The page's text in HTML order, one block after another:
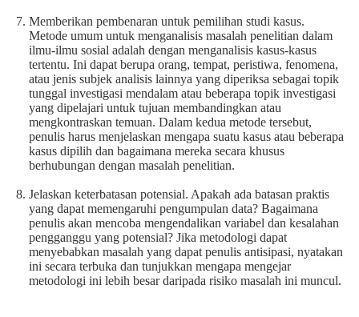
Memberikan pembenaran untuk pemilihan studi kasus.
Metode umum untuk menganalisis masalah penelitian dalam
ilmu-ilmu sosial adalah dengan menganalisis kasus-kasus
tertentu. Ini dapat berupa orang, tempat, peristiwa, fenomena,
atau jenis subjek analisis lainnya yang diperiksa sebagai topik
tunggal investigasi mendalam atau beberapa topik investigasi
yang dipelajari untuk tujuan membandingkan atau
mengkontraskan temuan. Dalam kedua metode tersebut,
penulis harus menjelaskan mengapa suatu kasus atau beberapa
kasus dipilih dan bagaimana mereka secara khusus
berhubungan dengan masalah penelitian.
Jelaskan keterbatasan potensial. Apakah ada batasan praktis
yang dapat memengaruhi pengumpulan data? Bagaimana
penulis akan mencoba mengendalikan variabel dan kesalahan
pengganggu yang potensial? Jika metodologi dapat
menyebabkan masalah yang dapat penulis antisipasi, nyatakan
ini secara terbuka dan tunjukkan mengapa mengejar
metodologi ini lebih besar daripada risiko masalah ini muncul.